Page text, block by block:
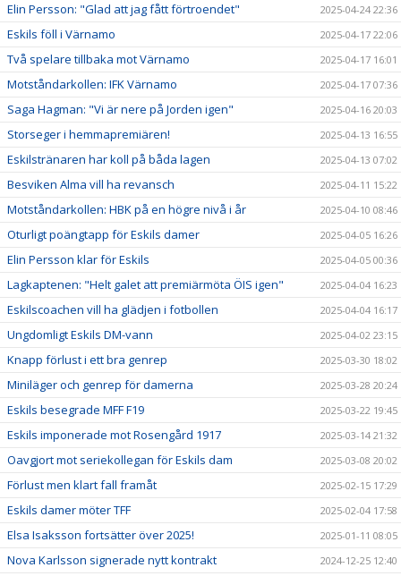
Elin Persson: "Glad att jag fått förtroendet" 2025-04-24 22:36
Eskils föll i Värnamo 2025-04-17 22:06
Två spelare tillbaka mot Värnamo 2025-04-17 16:01
Motståndarkollen: IFK Värnamo 2025-04-17 07:36
Saga Hagman: "Vi är nere på Jorden igen" 2025-04-16 20:03
Storseger i hemmapremiären! 2025-04-13 16:55
Eskilstränaren har koll på båda lagen 2025-04-13 07:02
Besviken Alma vill ha revansch 2025-04-11 15:22
Motståndarkollen: HBK på en högre nivå i år 2025-04-10 08:46
Oturligt poängtapp för Eskils damer 2025-04-05 16:26
Elin Persson klar för Eskils 2025-04-05 00:36
Lagkaptenen: "Helt galet att premiärmöta ÖIS igen" 2025-04-04 16:23
Eskilscoachen vill ha glädjen i fotbollen 2025-04-04 16:17
Ungdomligt Eskils DM-vann 2025-04-02 23:15
Knapp förlust i ett bra genrep 2025-03-30 18:02
Miniläger och genrep för damerna 2025-03-28 20:24
Eskils besegrade MFF F19 2025-03-22 19:45
Eskils imponerade mot Rosengård 1917 2025-03-14 21:32
Oavgjort mot seriekollegan för Eskils dam 2025-03-08 20:02
Förlust men klart fall framåt 2025-02-15 17:29
Eskils damer möter TFF 2025-02-04 17:58
Elsa Isaksson fortsätter över 2025! 2025-01-11 08:05
Nova Karlsson signerade nytt kontrakt 2024-12-25 12:40